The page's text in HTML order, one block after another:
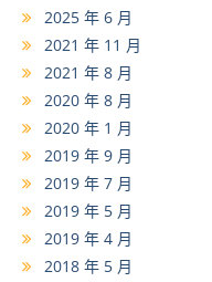
2025 年 6 月
2021 年 11 月
2021 年 8 月
2020 年 8 月
2020 年 1 月
2019 年 9 月
2019 年 7 月
2019 年 5 月
2019 年 4 月
2018 年 5 月